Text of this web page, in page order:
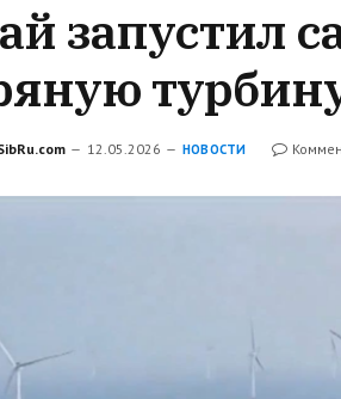
запустил
12.05.2026 НОВОСТИ